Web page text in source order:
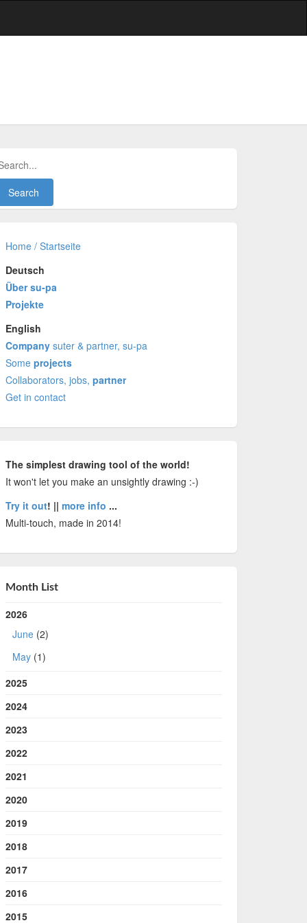
Home / Startseite
Deutsch
Über su-pa
Projekte
English
Companysuter & partner, su-pa
Some projects
Collaborators, jobs, partner
Get in contact
The simplest drawing tool of the world!
It won't let you make an unsightly drawing :-)
Try it out! || more info ...
Multi-touch, made in 2014!
Month List
2026
June(2)
May(1)
2025
2024
2023
2022
2021
2020
2019
2018
2017
2016
2015